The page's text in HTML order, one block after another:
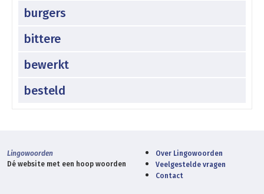
burgers
bittere
bewerkt
besteld
Lingowoorden
Dé website met een hoop woorden
Over Lingowoorden
Veelgestelde vragen
Contact